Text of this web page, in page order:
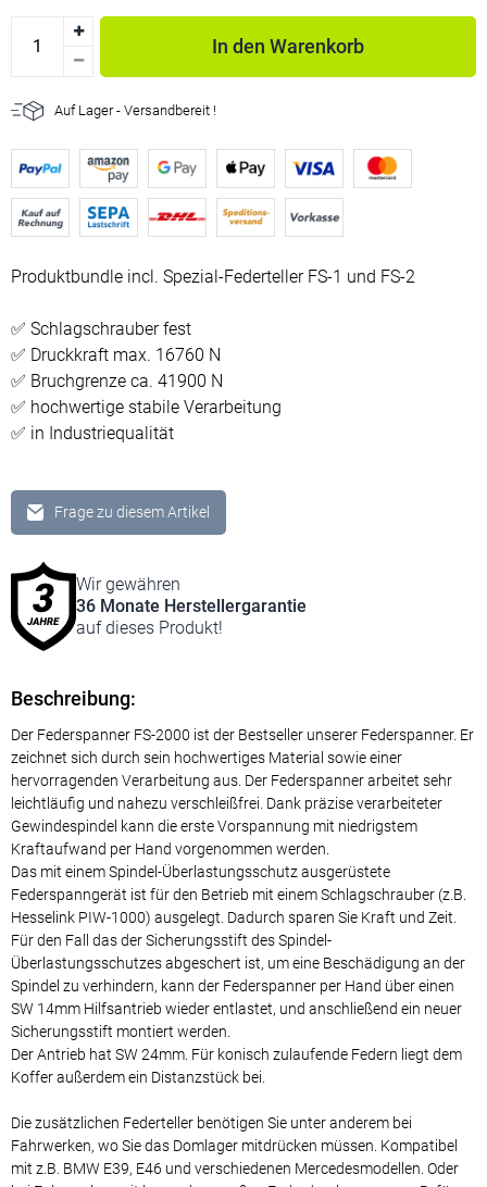
Produktbundle incl. Spezial-Federteller FS-1 und FS-2
✅ Schlagschrauber fest
✅ Druckkraft max. 16760 N
✅ Bruchgrenze ca. 41900 N
✅ hochwertige stabile Verarbeitung
✅ in Industriequalität
Frage zu diesem Artikel
Wir gewähren
36 Monate Hersteller­garantie
auf dieses Produkt!
In den Warenkorb
Auf Lager - Versandbereit !
Beschreibung:
Der Federspanner FS-2000 ist der Bestseller unserer Federspanner. Er
zeichnet sich durch sein hochwertiges Material sowie einer
hervorragenden Verarbeitung aus. Der Federspanner arbeitet sehr
leichtläufig und nahezu verschleißfrei. Dank präzise verarbeiteter
Gewindespindel kann die erste Vorspannung mit niedrigstem
Kraftaufwand per Hand vorgenommen werden.
Das mit einem Spindel-Überlastungsschutz ausgerüstete
Federspanngerät ist für den Betrieb mit einem Schlagschrauber (z.B.
Hesselink PIW-1000) ausgelegt. Dadurch sparen Sie Kraft und Zeit.
Für den Fall das der Sicherungsstift des Spindel-
Überlastungsschutzes abgeschert ist, um eine Beschädigung an der
Spindel zu verhindern, kann der Federspanner per Hand über einen
SW 14mm Hilfsantrieb wieder entlastet, und anschließend ein neuer
Sicherungsstift montiert werden.
Der Antrieb hat SW 24mm. Für konisch zulaufende Federn liegt dem
Koffer außerdem ein Distanzstück bei.
Die zusätzlichen Federteller benötigen Sie unter anderem bei
Fahrwerken, wo Sie das Domlager mitdrücken müssen. Kompatibel
mit z.B. BMW E39, E46 und verschiedenen Mercedesmodellen. Oder